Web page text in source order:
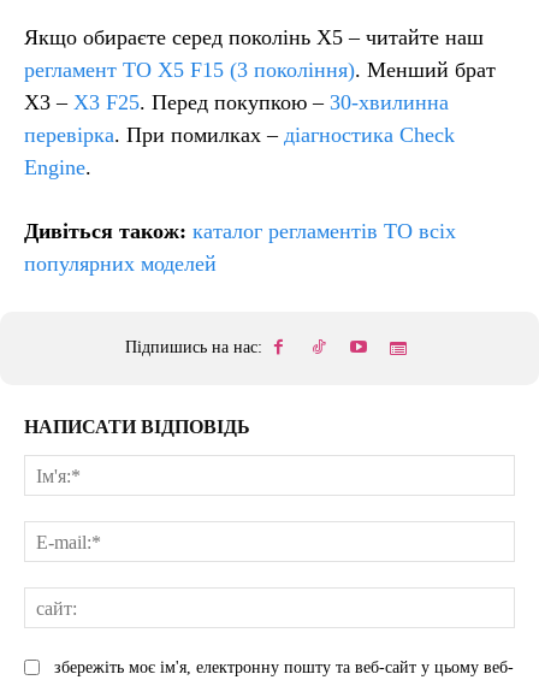
Якщо обираєте серед поколінь X5 – читайте наш
регламент ТО X5 F15 (3 покоління). Менший брат
X3 – X3 F25. Перед покупкою – 30-хвилинна
перевірка. При помилках – діагностика Check
Engine.
Дивіться також: каталог регламентів ТО всіх
популярних моделей
Підпишись на нас:
НАПИСАТИ ВІДПОВІДЬ
збережіть моє ім'я, електронну пошту та веб-сайт у цьому веб-